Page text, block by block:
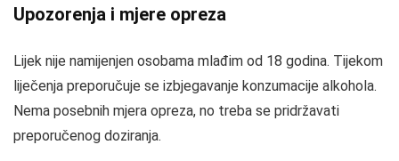
Upozorenja i mjere opreza
Lijek nije namijenjen osobama mlađim od 18 godina. Tijekom
liječenja preporučuje se izbjegavanje konzumacije alkohola.
Nema posebnih mjera opreza, no treba se pridržavati
preporučenog doziranja.